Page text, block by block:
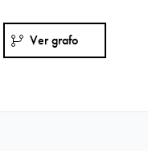
Ver grafo